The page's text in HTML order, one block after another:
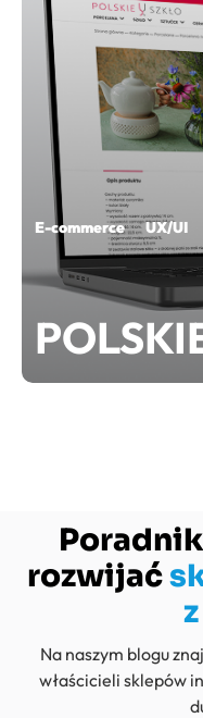
E-commerce UX/UI
rozwijać
Na naszym blogu
właścicieli sklepów